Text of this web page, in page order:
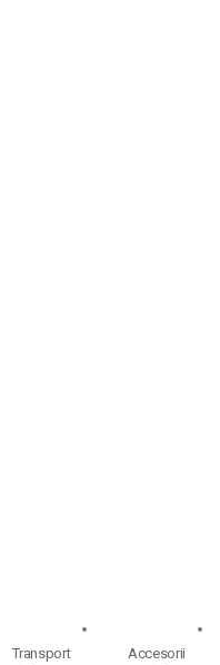
Transport
Accesorii